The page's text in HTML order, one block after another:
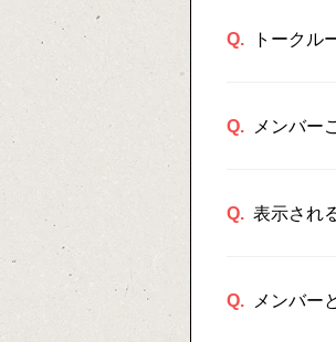
Q. トークル
Q. メンバー
Q. 表示され
Q. メンバー